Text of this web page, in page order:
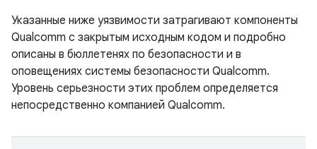
Указанные ниже уязвимости затрагивают компоненты
Qualcomm с закрытым исходным кодом и подробно
описаны в бюллетенях по безопасности и в
оповещениях системы безопасности Qualcomm.
Уровень серьезности этих проблем определяется
непосредственно компанией Qualcomm.